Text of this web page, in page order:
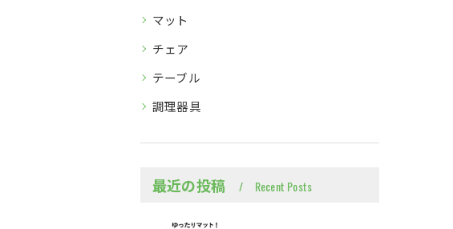
マット
チェア
テーブル
調理器具
最近の投稿 Recent Posts